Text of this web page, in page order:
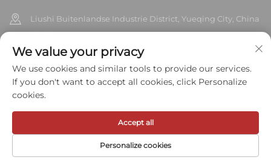
Liushi Buitenlandse Industrie District, Yueqing City, China
325604
+86-577-57572007
[email protected]
Copyright © 2026 Meihe Hardware Industry Co., Ltd. Alle rechten
voorbehouden. Privacybeleid
We value your privacy
We use cookies and similar tools to provide our services.
If you don't want to accept all cookies, click Personalize
cookies.
Personalize cookies
Accept all